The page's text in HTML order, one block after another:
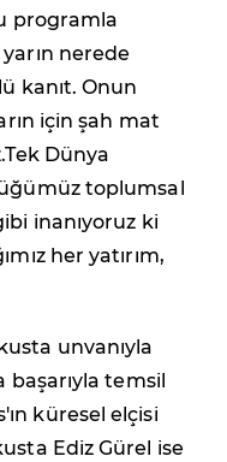
programla
nerede
kanıt. Onun
için şah mat
Dünya
toplumsal
inanıyoruz ki
her yatırım,
unvanıyla
temsil
küresel elçisi
Ediz Gürel ise